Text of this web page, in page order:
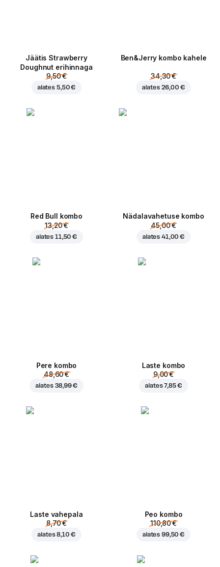
Jäätis Strawberry
Doughnut erihinnaga
9,50 €
alates 5,50 €
Ben&Jerry kombo kahele
34,30 €
alates 26,00 €
Red Bull kombo
13,20 €
alates 11,50 €
Nädalavahetuse kombo
45,00 €
alates 41,00 €
Pere kombo
48,60 €
alates 38,99 €
Laste kombo
9,00 €
alates7,85 €
Laste vahepala
8,70 €
alates8,10 €
Peo kombo
110,80 €
alates 99,50 €